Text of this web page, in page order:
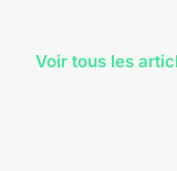
Voir tous les